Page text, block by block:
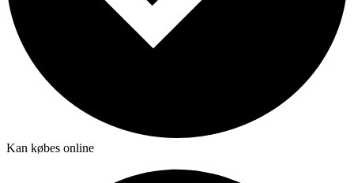
Kan købes online